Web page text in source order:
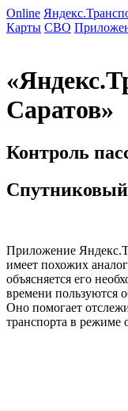
Online
Карты СВО
Саратов»
Контроль
Спутниковый
Приложение
имеет похожих
объясняется его
времени пользуются
Оно помогает
транспорта в режиме